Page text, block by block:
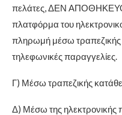
πελάτες, ΔΕΝ
πλατφόρμα του
πληρωμή μέσω τραπεζικής
τηλεφωνικές παραγγελίες.
Γ) Μέσω τραπεζικής
Δ) Μέσω της ηλεκτρονικής